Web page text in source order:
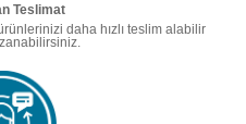
Teslimat
daha hızlı teslim alabilir